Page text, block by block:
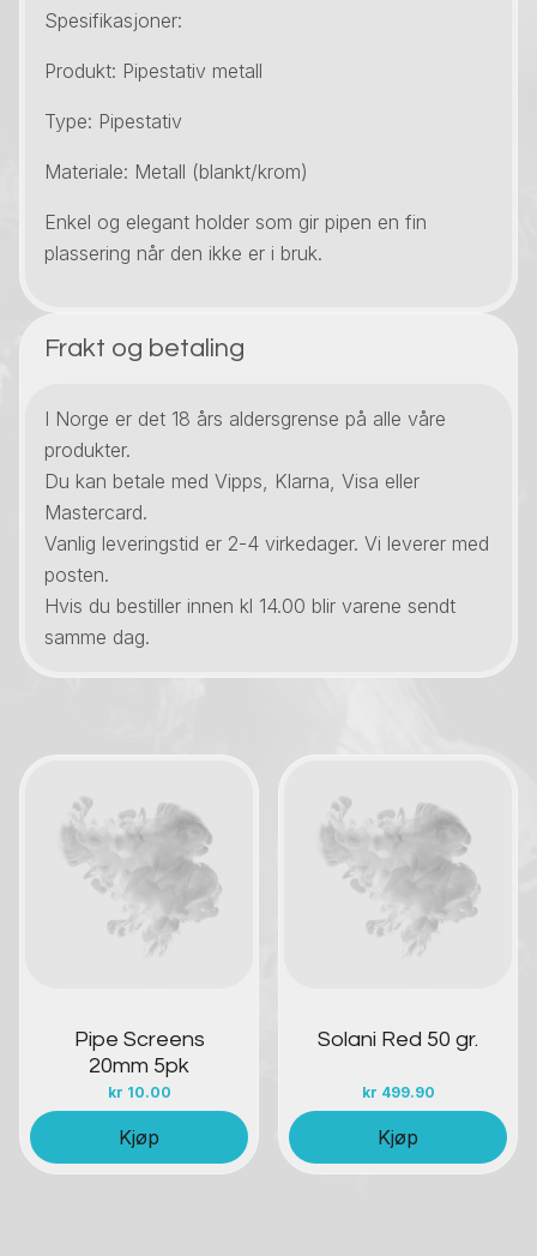
Spesifikasjoner:
Produkt: Pipestativ metall
Type: Pipestativ
Materiale: Metall (blankt/krom)
Enkel og elegant holder som gir pipen en fin
plassering når den ikke er i bruk.
Frakt og betaling
I Norge er det 18 års aldersgrense på alle våre
produkter.
Du kan betale med Vipps, Klarna, Visa eller
Mastercard.
Vanlig leveringstid er 2-4 virkedager. Vi leverer med
posten.
Hvis du bestiller innen kl 14.00 blir varene sendt
samme dag.
Pipe Screens
20mm 5pk
kr 10.00
Kontakt oss
Kjøp
Solani Red 50 gr.
kr 499.90
Kontakt oss
Kjøp